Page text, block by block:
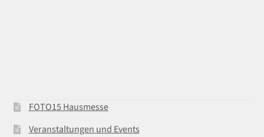
FOTO15 Hausmesse
Veranstaltungen und Events